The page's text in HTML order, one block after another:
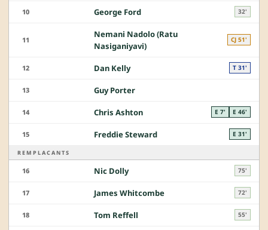
10 George Ford 32'
11
Nemani Nadolo (Ratu
Nasiganiyavi)
CJ 51'
12 Dan Kelly T 31'
13 Guy Porter
14 Chris Ashton E 7' E 46'
15 Freddie Steward E 31'
REMPLACANTS
16 Nic Dolly 75'
17 James Whitcombe 72'
18 Tom Reffell 55'